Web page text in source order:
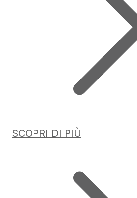
SCOPRI DI PIÙ